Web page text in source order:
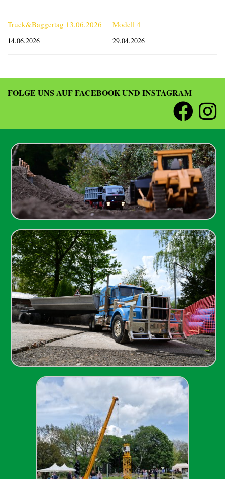
Truck&Baggertag 13.06.2026
14.06.2026
Modell 4
29.04.2026
FOLGE UNS AUF FACEBOOK UND INSTAGRAM